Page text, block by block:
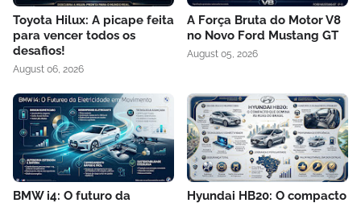
Toyota Hilux: A picape feita
para vencer todos os
desafios!
August 06, 2026
A Força Bruta do Motor V8
no Novo Ford Mustang GT
August 05, 2026
BMW i4: O futuro da
Hyundai HB20: O compacto